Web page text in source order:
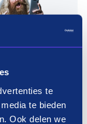
te
te bieden
Ook delen we
in3